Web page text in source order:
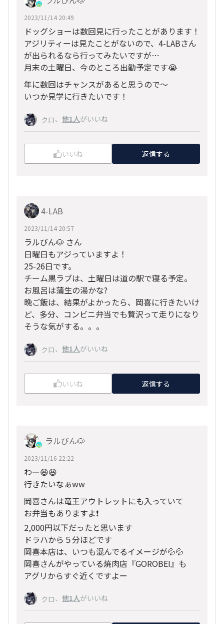
2023/11/14 20:49
ドッグショーは数回見に行ったことがあります！
アジリティーは見たことがないので、4-LABさん
が出られるなら行ってみたいですが…
月末の土曜日、今のところ出勤予定です😭
年に数回はチャンスがあると思うので～
いつか見学に行きたいです！
クロ、 他1人がいいね
いいね 返信する
4-LAB
2023/11/14 20:57
ラルびん🐶 さん
日曜日もアジっていますよ！
25-26日です。
チーム黒ラブは、土曜日は道の駅で寝る予定。
お風呂は蒲生の湯かな?
晩ご飯は、結果がよかったら、岡喜に行きたいけ
ど、多分、コンビニ弁当でも贅沢って走りになり
そうな気がする。。。
クロ、 他1人がいいね
いいね 返信する
ラルびん🐶
2023/11/16 22:22
わー😆😆
行きたいなぁww
岡喜さんは竜王アウトレットにも入っていて
お弁当もありますよ❗️
2,000円以下だったと思います
ドラハから５分ほどです
岡喜本店は、いつも混んでるイメージが💦💦
岡喜さんがやっている焼肉店『GOROBEI』も
アグリからすぐ近くですよー
クロ、 他1人がいいね